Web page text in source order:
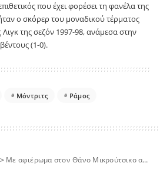
που έχει φορέσει τη φανέλα της
ο σκόρερ του μοναδικού τέρματος
της σεζόν 1997-98, ανάμεσα στην
(1-0).
Μόντριτς Ράμος
> Με αφιέρωμα στον Θάνο Μικρούτσικο ανοίγει στις 15 Ιουλίου το Ηρώδειο